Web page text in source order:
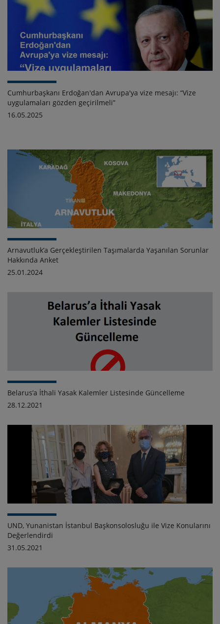
Cumhurbaşkanı Erdoğan'dan Avrupa'ya vize mesajı: “Vize
uygulamaları gözden geçirilmeli”
16.05.2025
Arnavutluk’a Gerçekleştirilen Taşımalarda Yaşanılan Sorunlar
Hakkında Anket
25.01.2024
Belarus’a İthali Yasak Kalemler Listesinde Güncelleme
28.12.2021
UND, Yunanistan İstanbul Başkonsolosluğu ile Vize Konularını
Değerlendirdi
31.05.2021